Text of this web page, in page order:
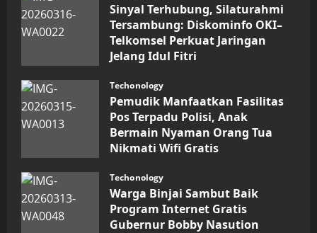
Sinyal Terhubung, Silaturahmi
Tersambung: Diskominfo OKI–
Telkomsel Perkuat Jaringan
Jelang Idul Fitri
Techonology
Pemudik Manfaatkan Fasilitas
Pos Terpadu Polisi, Anak
Bermain Nyaman Orang Tua
Nikmati Wifi Gratis
Techonology
Warga Binjai Sambut Baik
Program Internet Gratis
Gubernur Bobby Nasution